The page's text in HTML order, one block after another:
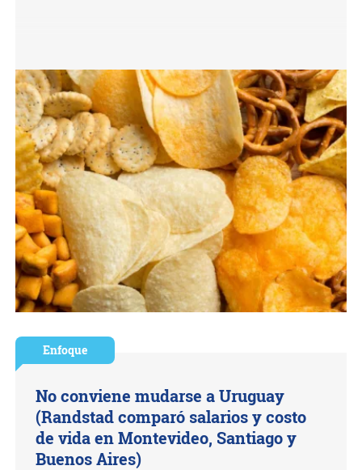
Enfoque
No conviene mudarse a Uruguay
(Randstad comparó salarios y costo
de vida en Montevideo, Santiago y
Buenos Aires)